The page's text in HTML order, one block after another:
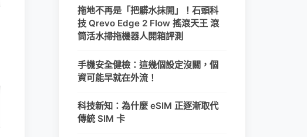
拖地不再是「把髒水抹開」！石頭科
技 Qrevo Edge 2 Flow 搖滾天王 滾
筒活水掃拖機器人開箱評測
手機安全健檢：這幾個設定沒關，個
資可能早就在外流！
科技新知：為什麼 eSIM 正逐漸取代
傳統 SIM 卡